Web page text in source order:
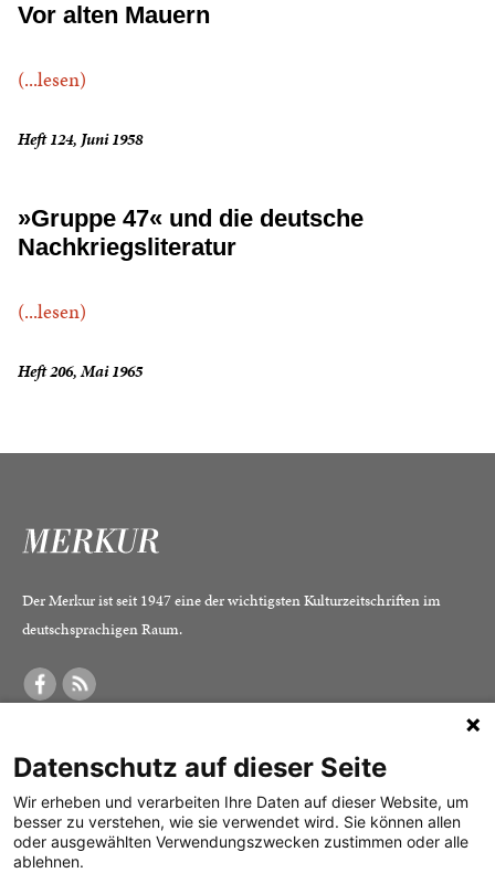
Vor alten Mauern
(...lesen)
Heft 124, Juni 1958
»Gruppe 47« und die deutsche
Nachkriegsliteratur
(...lesen)
Heft 206, Mai 1965
Der Merkur ist seit 1947 eine der wichtigsten Kulturzeitschriften im
deutschsprachigen Raum.
Was ist der Merkur?
Herausgeber /
Redaktion
Verlag
Alle Abos im Überblick
Print-Abo
Digital-Abo
Impressum
Datenschutz
Mediadaten
Datenschutz auf dieser Seite
Wir erheben und verarbeiten Ihre Daten auf dieser Website, um
besser zu verstehen, wie sie verwendet wird. Sie können allen
oder ausgewählten Verwendungszwecken zustimmen oder alle
ablehnen.